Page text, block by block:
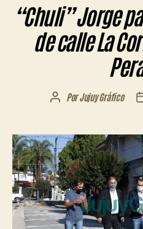
“Chuli” Jorge
de calle La
Autor
entrada
PorJujuy Gráfico